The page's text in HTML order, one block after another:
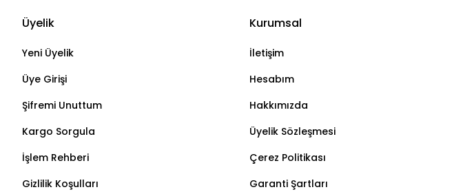
Üyelik
Yeni Üyelik
Üye Girişi
Şifremi Unuttum
Kargo Sorgula
İşlem Rehberi
Gizlilik Koşulları
Kurumsal
İletişim
Hesabım
Hakkımızda
Üyelik Sözleşmesi
Çerez Politikası
Garanti Şartları